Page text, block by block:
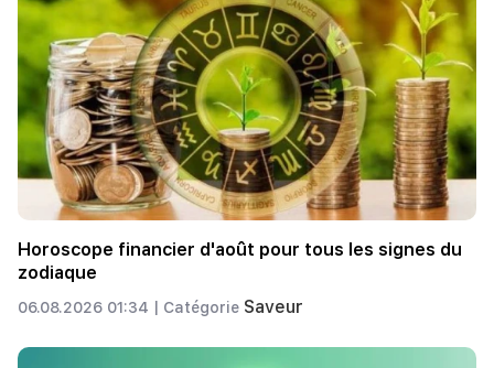
Horoscope financier d'août pour tous les signes du
zodiaque
06.08.2026 01:34 | Catégorie Saveur